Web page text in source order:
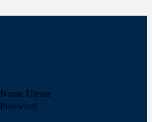
Nome Utente
Password